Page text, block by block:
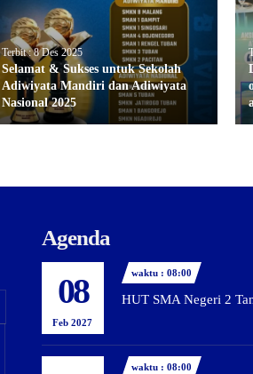
Terbit : 8 Des 2025
Selamat & Sukses untuk Sekolah
Adiwiyata Mandiri dan Adiwiyata
Nasional 2025
Agenda
08
Feb 2027
waktu : 08:00
HUT SMA Negeri 2
waktu : 08:00